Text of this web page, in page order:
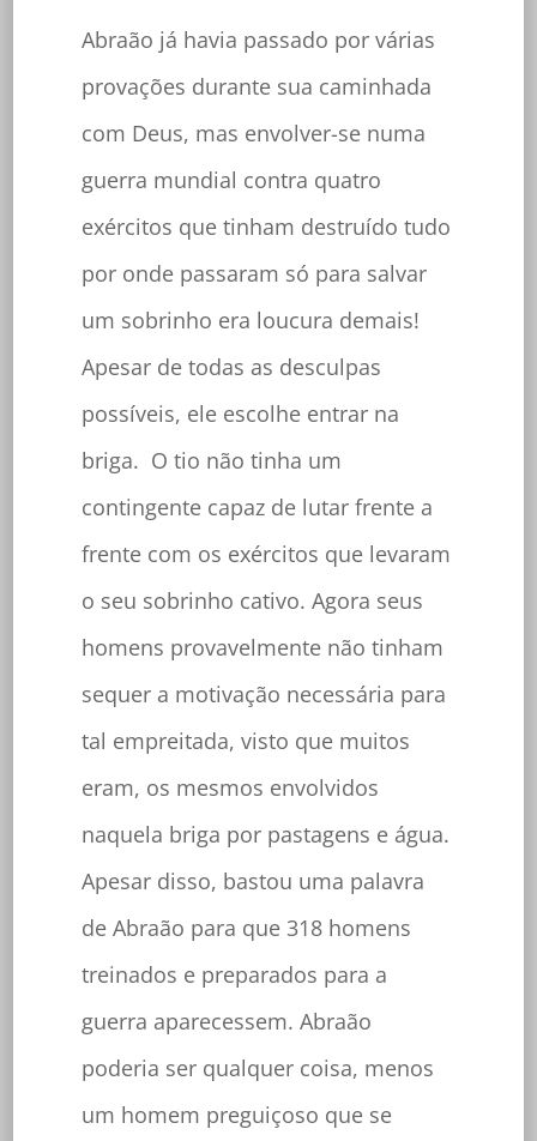
Abraão já havia passado por várias
provações durante sua caminhada
com Deus, mas envolver-se numa
guerra mundial contra quatro
exércitos que tinham destruído tudo
por onde passaram só para salvar
um sobrinho era loucura demais!
Apesar de todas as desculpas
possíveis, ele escolhe entrar na
briga. O tio não tinha um
contingente capaz de lutar frente a
frente com os exércitos que levaram
o seu sobrinho cativo. Agora seus
homens provavelmente não tinham
sequer a motivação necessária para
tal empreitada, visto que muitos
eram, os mesmos envolvidos
naquela briga por pastagens e água.
Apesar disso, bastou uma palavra
de Abraão para que 318 homens
treinados e preparados para a
guerra aparecessem. Abraão
poderia ser qualquer coisa, menos
um homem preguiçoso que se